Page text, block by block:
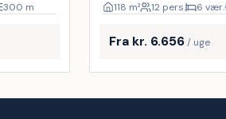
300 m
118 m² 12 pers. 6 vær.
Fra kr. 6.656 / uge